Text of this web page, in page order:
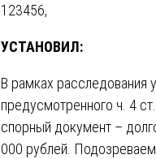
123456,
УСТАНОВИЛ:
В рамках расследования
предусмотренного ч. 4
спорный документ –
000 рублей.